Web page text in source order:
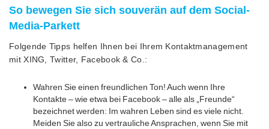
So bewegen Sie sich souverän auf dem Social-
Media-Parkett
Folgende Tipps helfen Ihnen bei Ihrem Kontaktmanagement
mit XING, Twitter, Facebook & Co.:
Wahren Sie einen freundlichen Ton! Auch wenn Ihre
Kontakte – wie etwa bei Facebook – alle als „Freunde“
bezeichnet werden: Im wahren Leben sind es viele nicht.
Meiden Sie also zu vertrauliche Ansprachen, wenn Sie mit